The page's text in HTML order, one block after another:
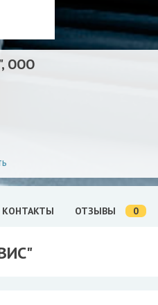
ООО
КОНТАКТЫ ОТЗЫВЫ 0